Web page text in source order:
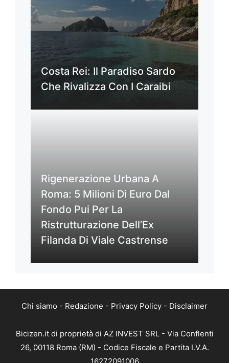
Costa Rei: Il Paradiso Sardo
Che Rivalizza Con I Caraibi
Rigenerazione Urbana A
Roma: 5 Milioni Di Euro Dal
Fondo Pui Per La
Ristrutturazione Dell’Ex
Filanda Di Viale Castrense
Chi siamo - Redazione - Privacy Policy - Disclaimer
Bicizen.it di proprietà di AZ INVEST SRL - Via Conflenti
26, 00118 Roma (RM) - Codice Fiscale e Partita I.V.A.
16272091006